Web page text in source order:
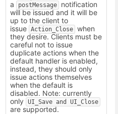
a
postMessage
notification
will be issued and it will be
up to the client to
issue Action_Close when
they desire. Clients must be
careful not to issue
duplicate actions when the
default handler is enabled,
instead, they should only
issue actions themselves
when the default is
disabled. Note: currently
only
UI_Save and UI_Close
are supported.